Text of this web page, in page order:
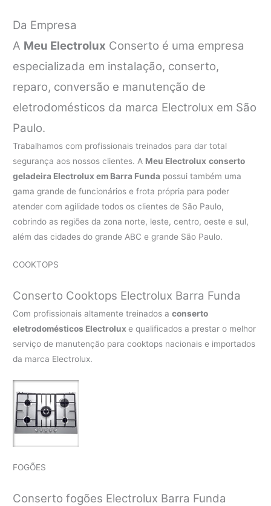
Da Empresa
A Meu Electrolux Conserto é uma empresa
especializada em instalação, conserto,
reparo, conversão e manutenção de
eletrodomésticos da marca Electrolux em São
Paulo.
Trabalhamos com profissionais treinados para dar total
segurança aos nossos clientes. A Meu Electrolux conserto
geladeira Electrolux em Barra Funda possui também uma
gama grande de funcionários e frota própria para poder
atender com agilidade todos os clientes de São Paulo,
cobrindo as regiões da zona norte, leste, centro, oeste e sul,
além das cidades do grande ABC e grande São Paulo.
COOKTOPS
Conserto Cooktops Electrolux Barra Funda
Com profissionais altamente treinados aconserto
eletrodomésticos Electroluxe qualificados a prestar o melhor
serviço de manutenção para cooktops nacionais e importados
da marca Electrolux.
FOGÕES
Conserto fogões Electrolux Barra Funda